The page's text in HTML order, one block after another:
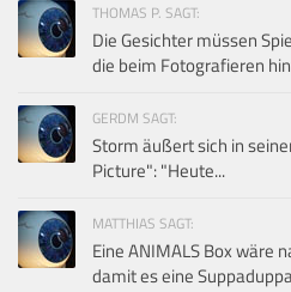
THOMAS P. SAGT:
Die Gesichter müssen
die beim Fotografieren
GERDM SAGT:
Storm äußert sich in
Picture": "Heute...
MATTHIAS SAGT:
Eine ANIMALS Box wäre
damit es eine